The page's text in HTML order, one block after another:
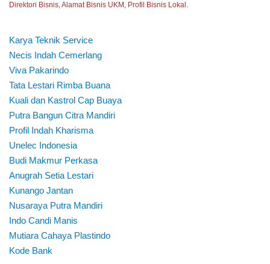
Direktori Bisnis, Alamat Bisnis UKM, Profil Bisnis Lokal.
Karya Teknik Service
Necis Indah Cemerlang
Viva Pakarindo
Tata Lestari Rimba Buana
Kuali dan Kastrol Cap Buaya
Putra Bangun Citra Mandiri
Profil Indah Kharisma
Unelec Indonesia
Budi Makmur Perkasa
Anugrah Setia Lestari
Kunango Jantan
Nusaraya Putra Mandiri
Indo Candi Manis
Mutiara Cahaya Plastindo
Kode Bank